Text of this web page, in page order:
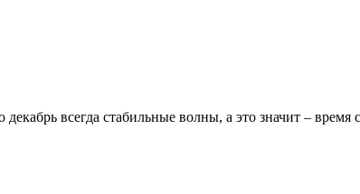
всегда стабильные волны, а это значит –